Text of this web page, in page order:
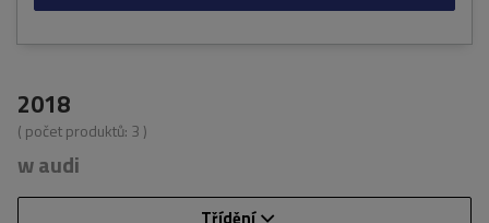
2018
( počet produktů: 3 )
w audi